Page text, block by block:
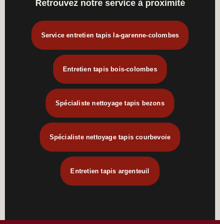
Retrouvez notre service à proximité
Service entretien tapis la-garenne-colombes
Entretien tapis bois-colombes
Spécialiste nettoyage tapis bezons
Spécialiste nettoyage tapis courbevoie
Entretien tapis argenteuil